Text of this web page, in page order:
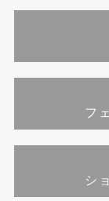
福井工房｜手作り
フ
シ